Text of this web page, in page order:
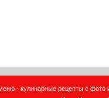
- кулинарные рецепты с фото